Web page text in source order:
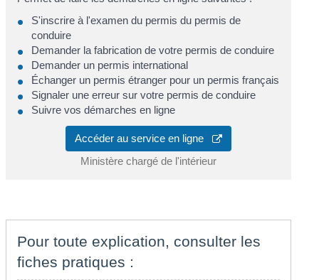
S'inscrire à l'examen du permis du permis de
conduire
Demander la fabrication de votre permis de conduire
Demander un permis international
Échanger un permis étranger pour un permis français
Signaler une erreur sur votre permis de conduire
Suivre vos démarches en ligne
Accéder au service en ligne
Ministère chargé de l'intérieur
Pour toute explication, consulter les
fiches pratiques :